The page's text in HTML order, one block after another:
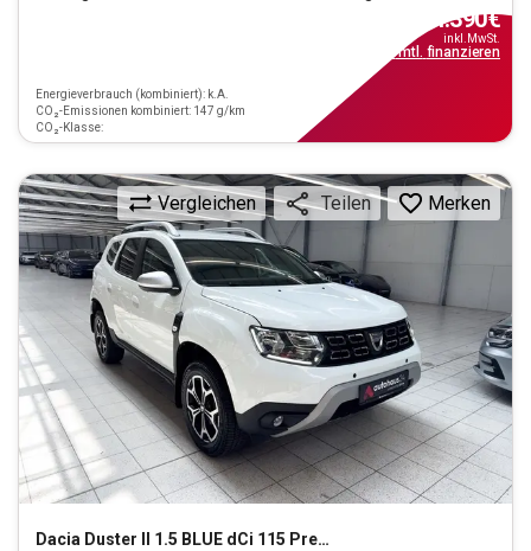
Energieverbrauch (kombiniert): k.A.
CO₂-Emissionen kombiniert: 147 g/km
CO₂-Klasse:
14.390€
inkl.MwSt.
130€mtl. finanzieren
Dacia Duster II 1.5 BLUE dCi 115 Prestige 4WD
Vergleichen Teilen Merken